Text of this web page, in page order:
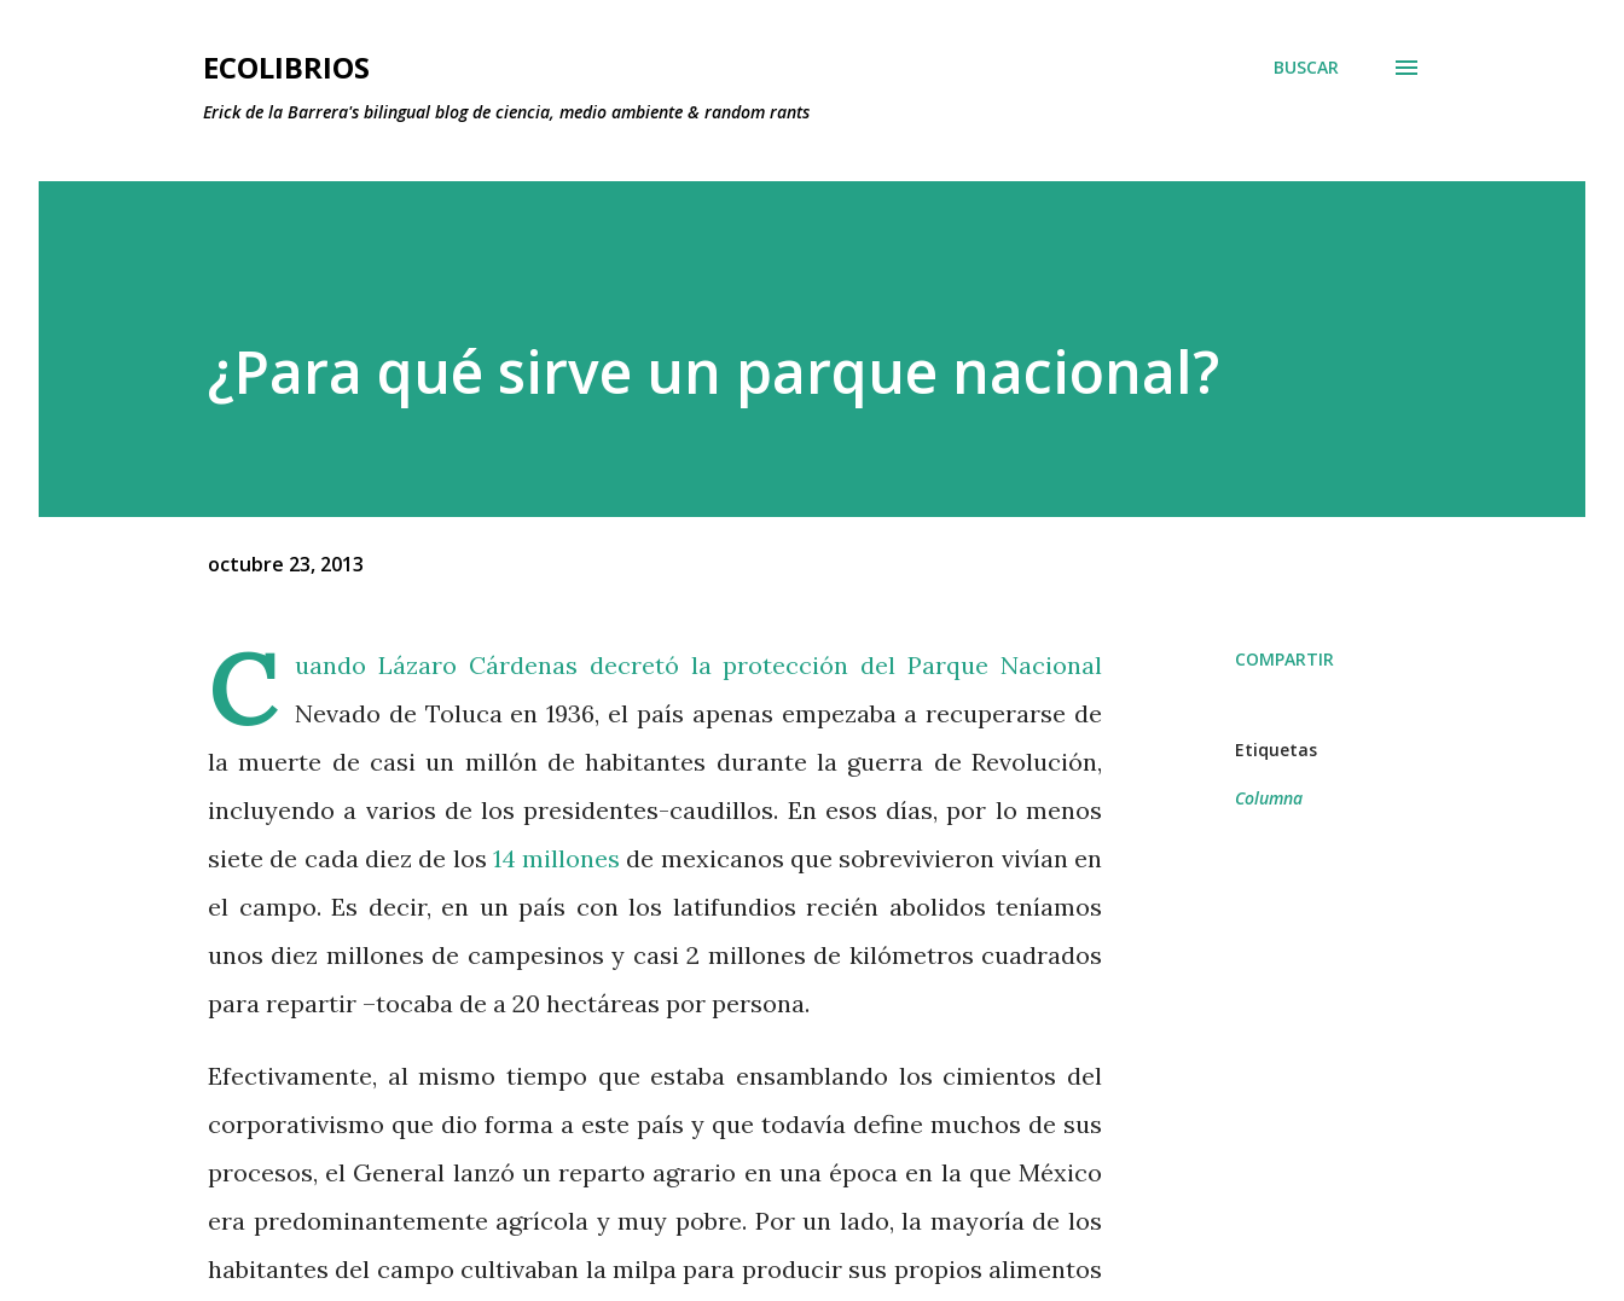
ECOLIBRIOS
Erick de la Barrera's bilingual blog de ciencia, medio ambiente & random rants
BUSCAR
¿Para qué sirve un parque nacional?
octubre 23, 2013
C
uando Lázaro Cárdenas decretó la protección del Parque Nacional
Nevado de Toluca en 1936, el país apenas empezaba a recuperarse de
la muerte de casi un millón de habitantes durante la guerra de Revolución,
incluyendo a varios de los presidentes-caudillos. En esos días, por lo menos
siete de cada diez de los 14 millones de mexicanos que sobrevivieron vivían en
el campo. Es decir, en un país con los latifundios recién abolidos teníamos
unos diez millones de campesinos y casi 2 millones de kilómetros cuadrados
para repartir –tocaba de a 20 hectáreas por persona.
Efectivamente, al mismo tiempo que estaba ensamblando los cimientos del
corporativismo que dio forma a este país y que todavía define muchos de sus
procesos, el General lanzó un reparto agrario en una época en la que México
era predominantemente agrícola y muy pobre. Por un lado, la mayoría de los
habitantes del campo cultivaban la milpa para producir sus propios alimentos
COMPARTIR
Etiquetas
Columna